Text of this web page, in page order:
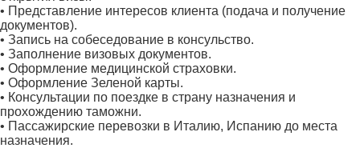
• Представление интересов клиента (подача и получение
документов).
• Запись на собеседование в консульство.
• Заполнение визовых документов.
• Оформление медицинской страховки.
• Оформление Зеленой карты.
• Консультации по поездке в страну назначения и
прохождению таможни.
• Пассажирские перевозки в Италию, Испанию до места
назначения.